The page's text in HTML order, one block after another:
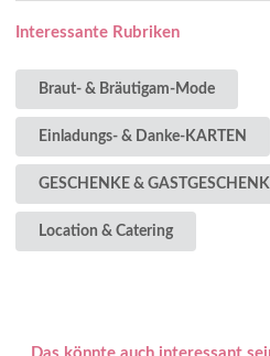
Interessante Rubriken
Braut- & Bräutigam-Mode
Einladungs- & Danke-KARTEN
GESCHENKE &
Location & Catering